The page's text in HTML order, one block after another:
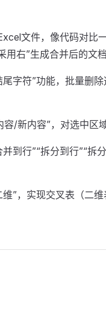
文件，像代码对比
用右”生成合并后的文档
字符”功能，批量删
/新内容”，对选中区
到行”“拆分到行”“拆
”，实现交叉表（二